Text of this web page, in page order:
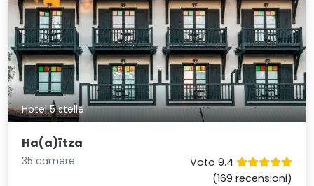
Hotel 5 stelle
Ha(a)ïtza
35 camere
Voto 9.4
(169 recensioni)